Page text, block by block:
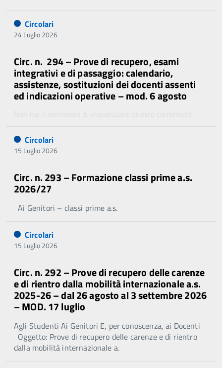
Circolari
24 Luglio 2026
Circ. n. 294 – Prove di recupero, esami
integrativi e di passaggio: calendario,
assistenze, sostituzioni dei docenti assenti
ed indicazioni operative – mod. 6 agosto
Circolari
15 Luglio 2026
Circ. n. 293 – Formazione classi prime a.s.
2026/27
Ai Genitori – classi prime a.s.
Circolari
15 Luglio 2026
Circ. n. 292 – Prove di recupero delle carenze
e di rientro dalla mobilità internazionale a.s.
2025-26 – dal 26 agosto al 3 settembre 2026
– MOD. 17 luglio
Agli Studenti Ai Genitori E, per conoscenza, ai Docenti
Oggetto: Prove di recupero delle carenze e di rientro
dalla mobilità internazionale a.